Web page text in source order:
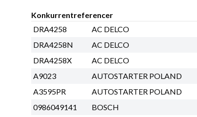
Konkurrentreferencer
DRA4258
AC DELCO
DRA4258N
AC DELCO
DRA4258X
AC DELCO
A9023
AUTOSTARTER POLAND
A3595PR
AUTOSTARTER POLAND
0986049141
BOSCH